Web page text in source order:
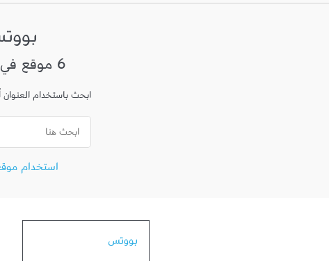
6 موقع في الدوحة
ابحث باستخدام العنوان
استخدام
بووتس